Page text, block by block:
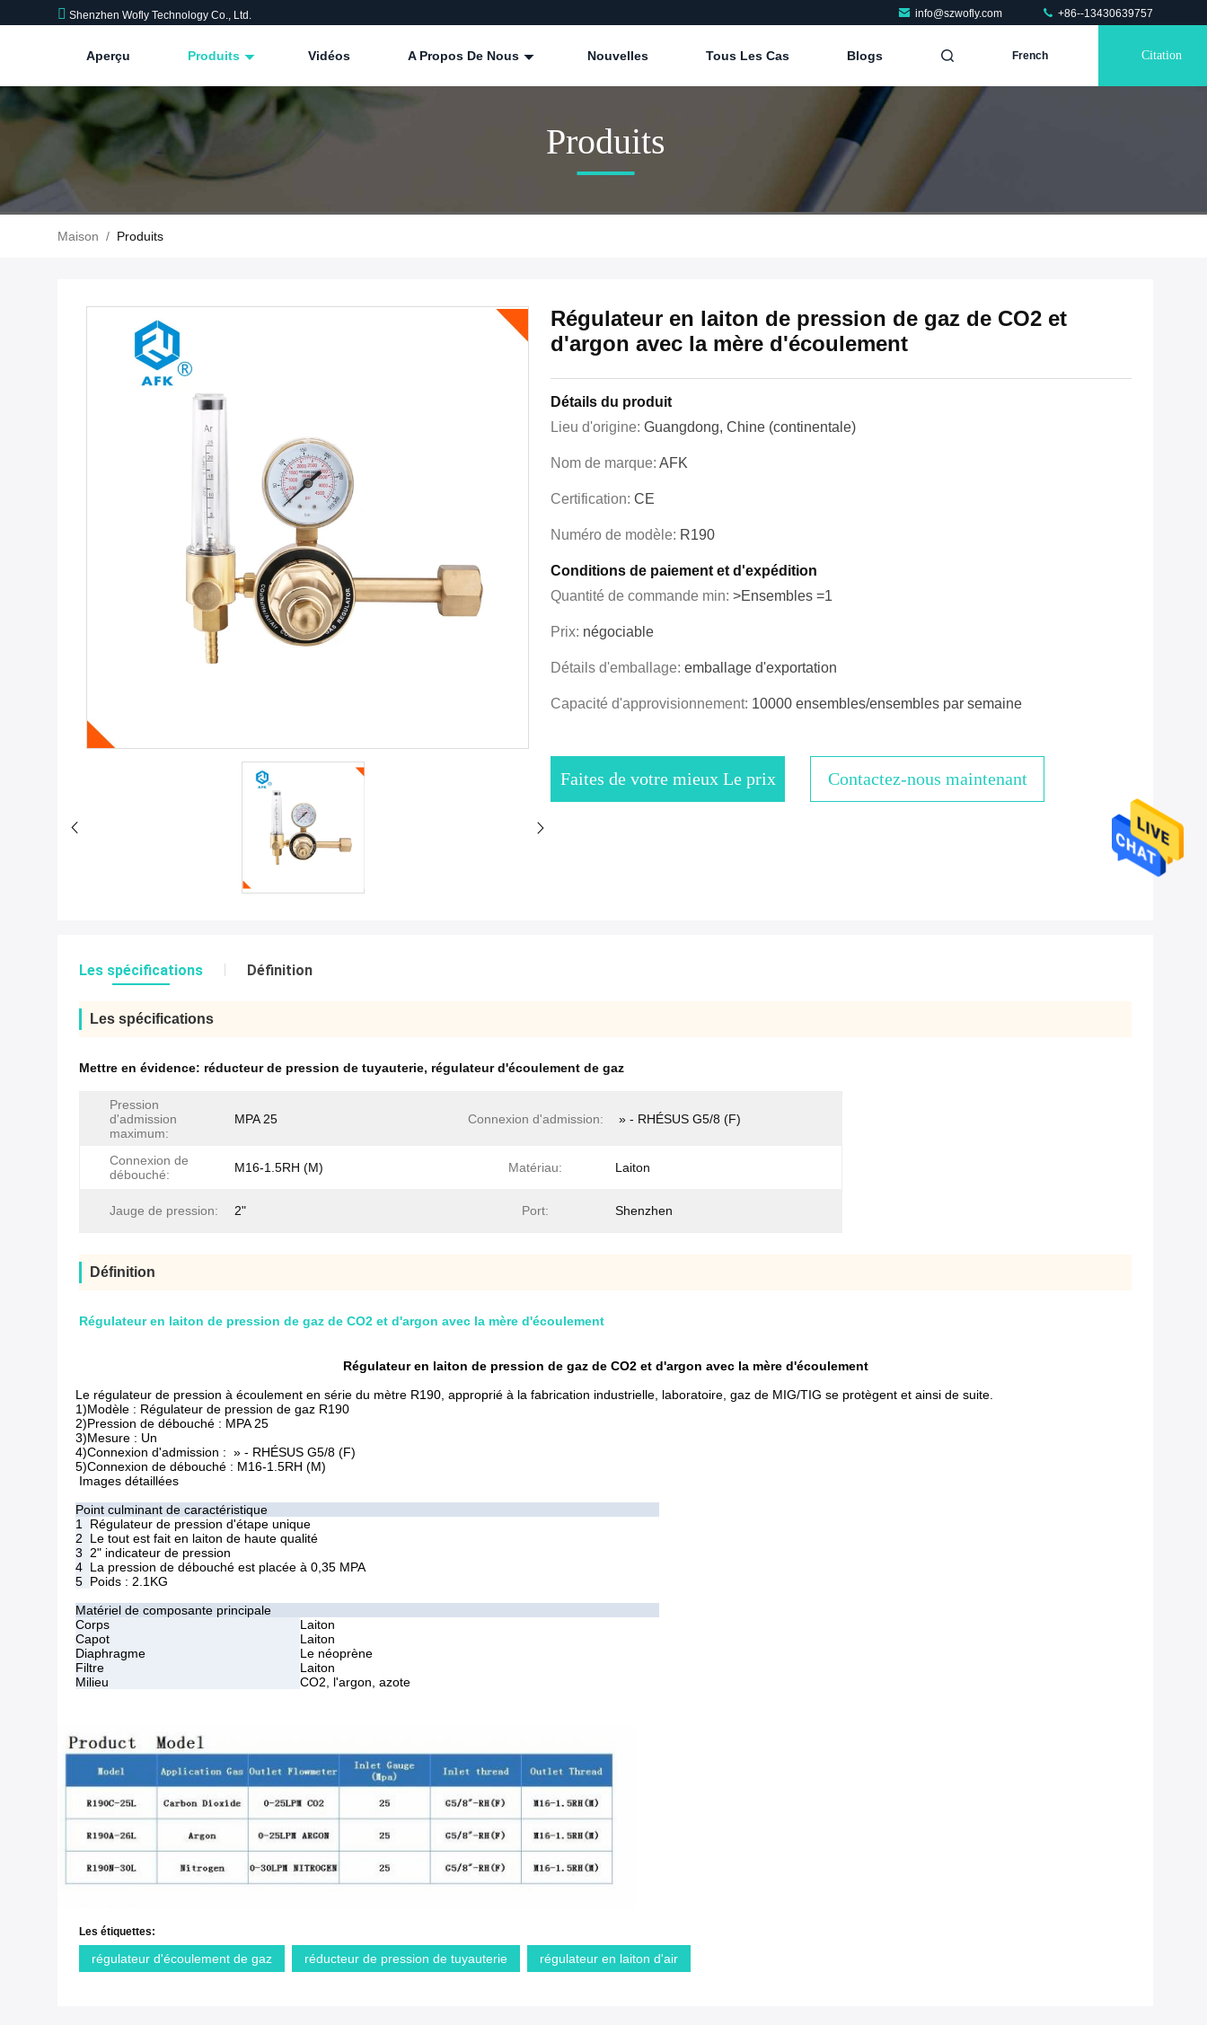
Shenzhen Wofly Technology Co., Ltd. info@szwofly.com +86--13430639757
Aperçu Produits Vidéos A Propos De Nous Nouvelles Tous Les Cas Blogs French Citation
Produits
Maison / Produits
Régulateur en laiton de pression de gaz de CO2 et
d'argon avec la mère d'écoulement
Détails du produit
Lieu d'origine: Guangdong, Chine (continentale)
Nom de marque: AFK
Certification: CE
Numéro de modèle: R190
Conditions de paiement et d'expédition
Quantité de commande min: >Ensembles =1
Prix: négociable
Détails d'emballage: emballage d'exportation
Capacité d'approvisionnement: 10000 ensembles/ensembles par semaine
Faites de votre mieux Le prix Contactez-nous maintenant
Les spécifications Définition
Les spécifications
Mettre en évidence: réducteur de pression de tuyauterie, régulateur d'écoulement de gaz
Pression
d'admission
maximum:
MPA 25 Connexion d'admission: » - RHÉSUS G5/8 (F)
Connexion de
débouché:
M16-1.5RH (M) Matériau: Laiton
Jauge de pression: 2" Port: Shenzhen
Définition
Régulateur en laiton de pression de gaz de CO2 et d'argon avec la mère d'écoulement
Régulateur en laiton de pression de gaz de CO2 et d'argon avec la mère d'écoulement
Le régulateur de pression à écoulement en série du mètre R190, approprié à la fabrication industrielle, laboratoire, gaz de MIG/TIG se protègent et ainsi de suite.
1)Modèle : Régulateur de pression de gaz R190
2)Pression de débouché : MPA 25
3)Mesure : Un
4)Connexion d'admission : » - RHÉSUS G5/8 (F)
5)Connexion de débouché : M16-1.5RH (M)
Images détaillées
Point culminant de caractéristique
1 Régulateur de pression d'étape unique
2
Le tout est fait en laiton de haute qualité
3 2" indicateur de pression
4 La pression de débouché est placée à 0,35 MPA
5 Poids : 2.1KG
Matériel de composante principale
Corps
Laiton
Capot
Laiton
Diaphragme
Le néoprène
Filtre
Laiton
Milieu
CO2, l'argon, azote
Les étiquettes:
régulateur d'écoulement de gaz réducteur de pression de tuyauterie régulateur en laiton d'air